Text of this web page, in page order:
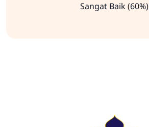
Sangat Baik (60%)